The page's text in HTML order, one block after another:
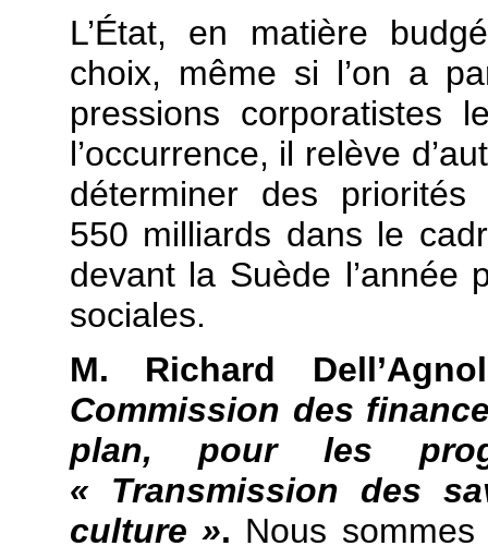
L’État, en matière
choix, même si l’on a
pressions corporatistes
l’occurrence, il relève
déterminer des priorités
550 milliards dans le
devant la Suède l’année
sociales.
M. Richard
Commission des
plan, pour les
« Transmission des
culture ». Nous